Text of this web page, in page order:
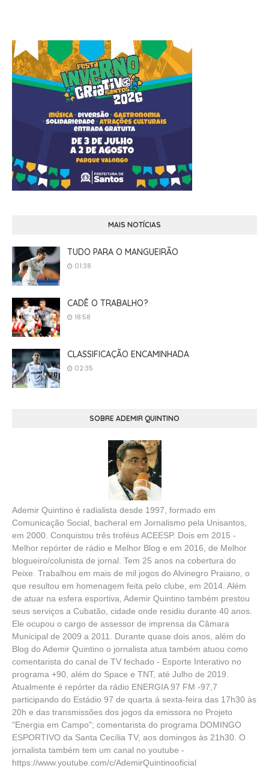
MAIS NOTÍCIAS
TUDO PARA O MANGUEIRÃO
01:38
CADÊ O TRABALHO?
18:58
CLASSIFICAÇÃO ENCAMINHADA
02:35
SOBRE ADEMIR QUINTINO
Ademir Quintino é radialista desde 1997, formado em
Comunicação Social, bacheral em Jornalismo pela Unisantos,
em 2000. Conquistou três troféus ACEESP. Dois em 2015 -
Melhor repórter de rádio e Melhor Blog e em 2016, de Melhor
blogueiro/colunista de jornal. Tem 25 anos na cobertura do
Peixe. Trabalhou em mais de mil jogos do Alvinegro Praiano, o
que resultou em homenagem feita pelo clube, em 2014. Além
de atuar na esfera esportiva, Ademir Quintino também prestou
seus serviços a Cubatão, cidade onde residiu durante 40 anos.
Ele ocupou o cargo de assessor de imprensa da Câmara
Municipal de 2009 a 2011. Durante quase dois anos, além do
Blog do Ademir Quintino o jornalista atua também atuou como
comentarista do canal de TV fechado - Esporte Interativo no
programa +90, além do Space e TNT, até Julho de 2019.
Atualmente é repórter da rádio ENERGIA 97 FM -97,7
participando do Estádio 97 de quarta á sexta-feira das 17h30 às
20h e das transmissões dos jogos da emissora no Projeto
"Energia em Campo"; comentarista do programa DOMINGO
ESPORTIVO da Santa Cecília TV, aos domingos às 21h30. O
jornalista também tem um canal no youtube -
https://www.youtube.com/c/AdemirQuintinooficial